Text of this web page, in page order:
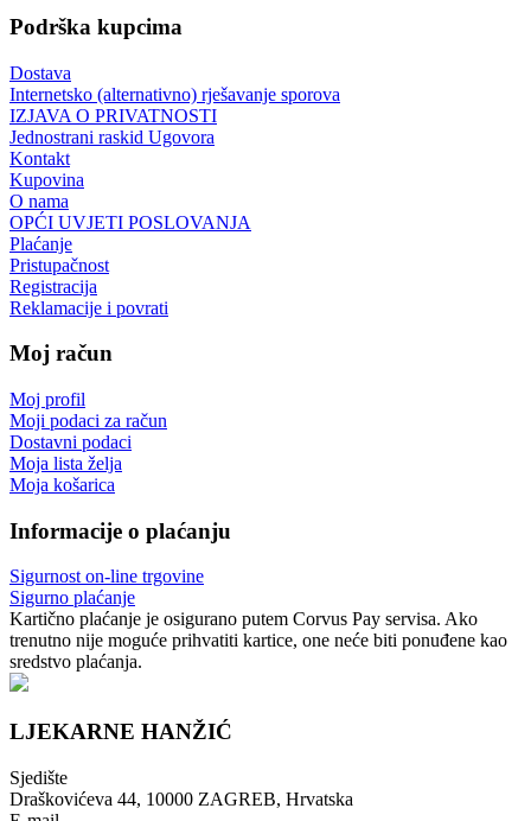
Podrška kupcima
Dostava
Internetsko (alternativno) rješavanje sporova
IZJAVA O PRIVATNOSTI
Jednostrani raskid Ugovora
Kontakt
Kupovina
O nama
OPĆI UVJETI POSLOVANJA
Plaćanje
Pristupačnost
Registracija
Reklamacije i povrati
Moj račun
Moj profil
Moji podaci za račun
Dostavni podaci
Moja lista želja
Moja košarica
Informacije o plaćanju
Sigurnost on-line trgovine
Sigurno plaćanje
Kartično plaćanje je osigurano putem Corvus Pay servisa. Ako
trenutno nije moguće prihvatiti kartice, one neće biti ponuđene kao
sredstvo plaćanja.
LJEKARNE HANŽIĆ
Sjedište
Draškovićeva 44, 10000 ZAGREB, Hrvatska